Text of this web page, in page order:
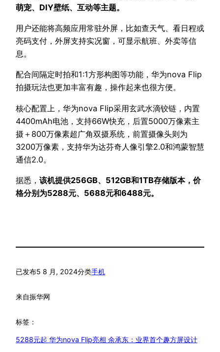
萌宠、DIY壁纸、互动等主题。
用户还能将高频应用常驻外屏，比如查天气、看日程或
亮码支付，外屏支持实况窗，可显示航班、外卖等信
息。
配合间隔定时拍和1:1方形构图等功能，华为nova Flip
拍摄玩法也更加丰富有趣，操作起来也很方便。
核心配置上，华为nova Flip采用玄武水滴铰链，内置
4400mAh电池，支持66W快充，后置5000万像素主
摄＋800万像素超广角双摄系统，前置摄像头则为
3200万像素，支持华为达芬奇人像引擎2.0和鸿蒙智慧
通信2.0。
据悉， 该机提供256GB、512GB和1TB存储版本，价
格分别为5288元、5688元和6488元。
已发布5 8 月, 2024分类手机
来自振华网
标签：
5288元起 华为nova Flip亮相 余承东：业界首个趣方屏设计